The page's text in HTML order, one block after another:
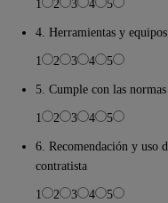
1
2 3 4
5
4. Herramientas y
1
2 3 4
5
5. Cumple con las
1
2 3 4
5
6. Recomendación y uso
contratista
1
2 3 4
5